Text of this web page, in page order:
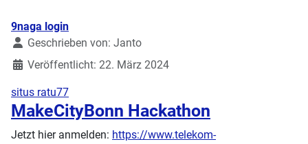
Details
9naga login
Geschrieben von: Janto
Veröffentlicht: 22. März 2024
situs ratu77
MakeCityBonn Hackathon
Jetzt hier anmelden: https://www.telekom-